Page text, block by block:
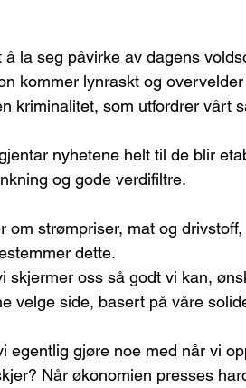
å la seg påvirke av dagens
kommer lynraskt og
kriminalitet, som utfordrer vårt
nyhetene helt til de blir
og gode verdifiltre.
om strømpriser, mat og
dette.
skjermer oss så godt vi kan,
velge side, basert på våre
egentlig gjøre noe med når vi
Når økonomien presses